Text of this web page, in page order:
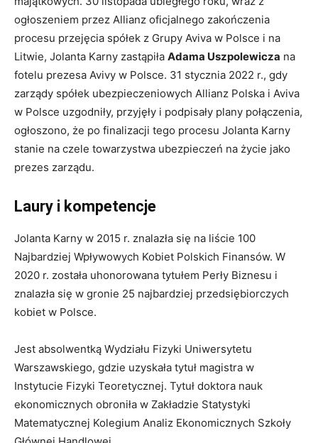
ogłoszeniem przez Allianz oficjalnego zakończenia
procesu przejęcia spółek z Grupy Aviva w Polsce i na
Litwie, Jolanta Karny zastąpiła Adama Uszpolewicza na
fotelu prezesa Avivy w Polsce. 31 stycznia 2022 r., gdy
zarządy spółek ubezpieczeniowych Allianz Polska i Aviva
w Polsce uzgodniły, przyjęły i podpisały plany połączenia,
ogłoszono, że po finalizacji tego procesu Jolanta Karny
stanie na czele towarzystwa ubezpieczeń na życie jako
prezes zarządu.
Laury i kompetencje
Jolanta Karny w 2015 r. znalazła się na liście 100
Najbardziej Wpływowych Kobiet Polskich Finansów. W
2020 r. została uhonorowana tytułem Perły Biznesu i
znalazła się w gronie 25 najbardziej przedsiębiorczych
kobiet w Polsce.
Jest absolwentką Wydziału Fizyki Uniwersytetu
Warszawskiego, gdzie uzyskała tytuł magistra w
Instytucie Fizyki Teoretycznej. Tytuł doktora nauk
ekonomicznych obroniła w Zakładzie Statystyki
Matematycznej Kolegium Analiz Ekonomicznych Szkoły